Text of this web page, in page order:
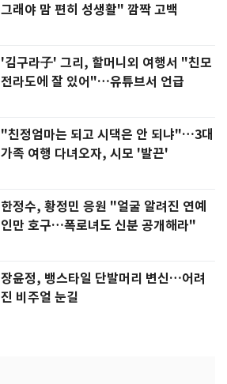
그래야 맘 편히 성생활" 깜짝 고백
'김구라子' 그리, 할머니외 여행서 "친모
전라도에 잘 있어"…유튜브서 언급
"친정엄마는 되고 시댁은 안 되냐"…3대
가족 여행 다녀오자, 시모 '발끈'
한정수, 황정민 응원 "얼굴 알려진 연예
인만 호구…폭로녀도 신분 공개해라"
장윤정, 뱅스타일 단발머리 변신…어려
진 비주얼 눈길